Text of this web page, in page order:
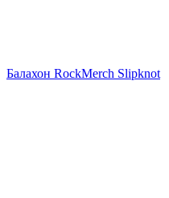
Балахон RockMerch Slipknot